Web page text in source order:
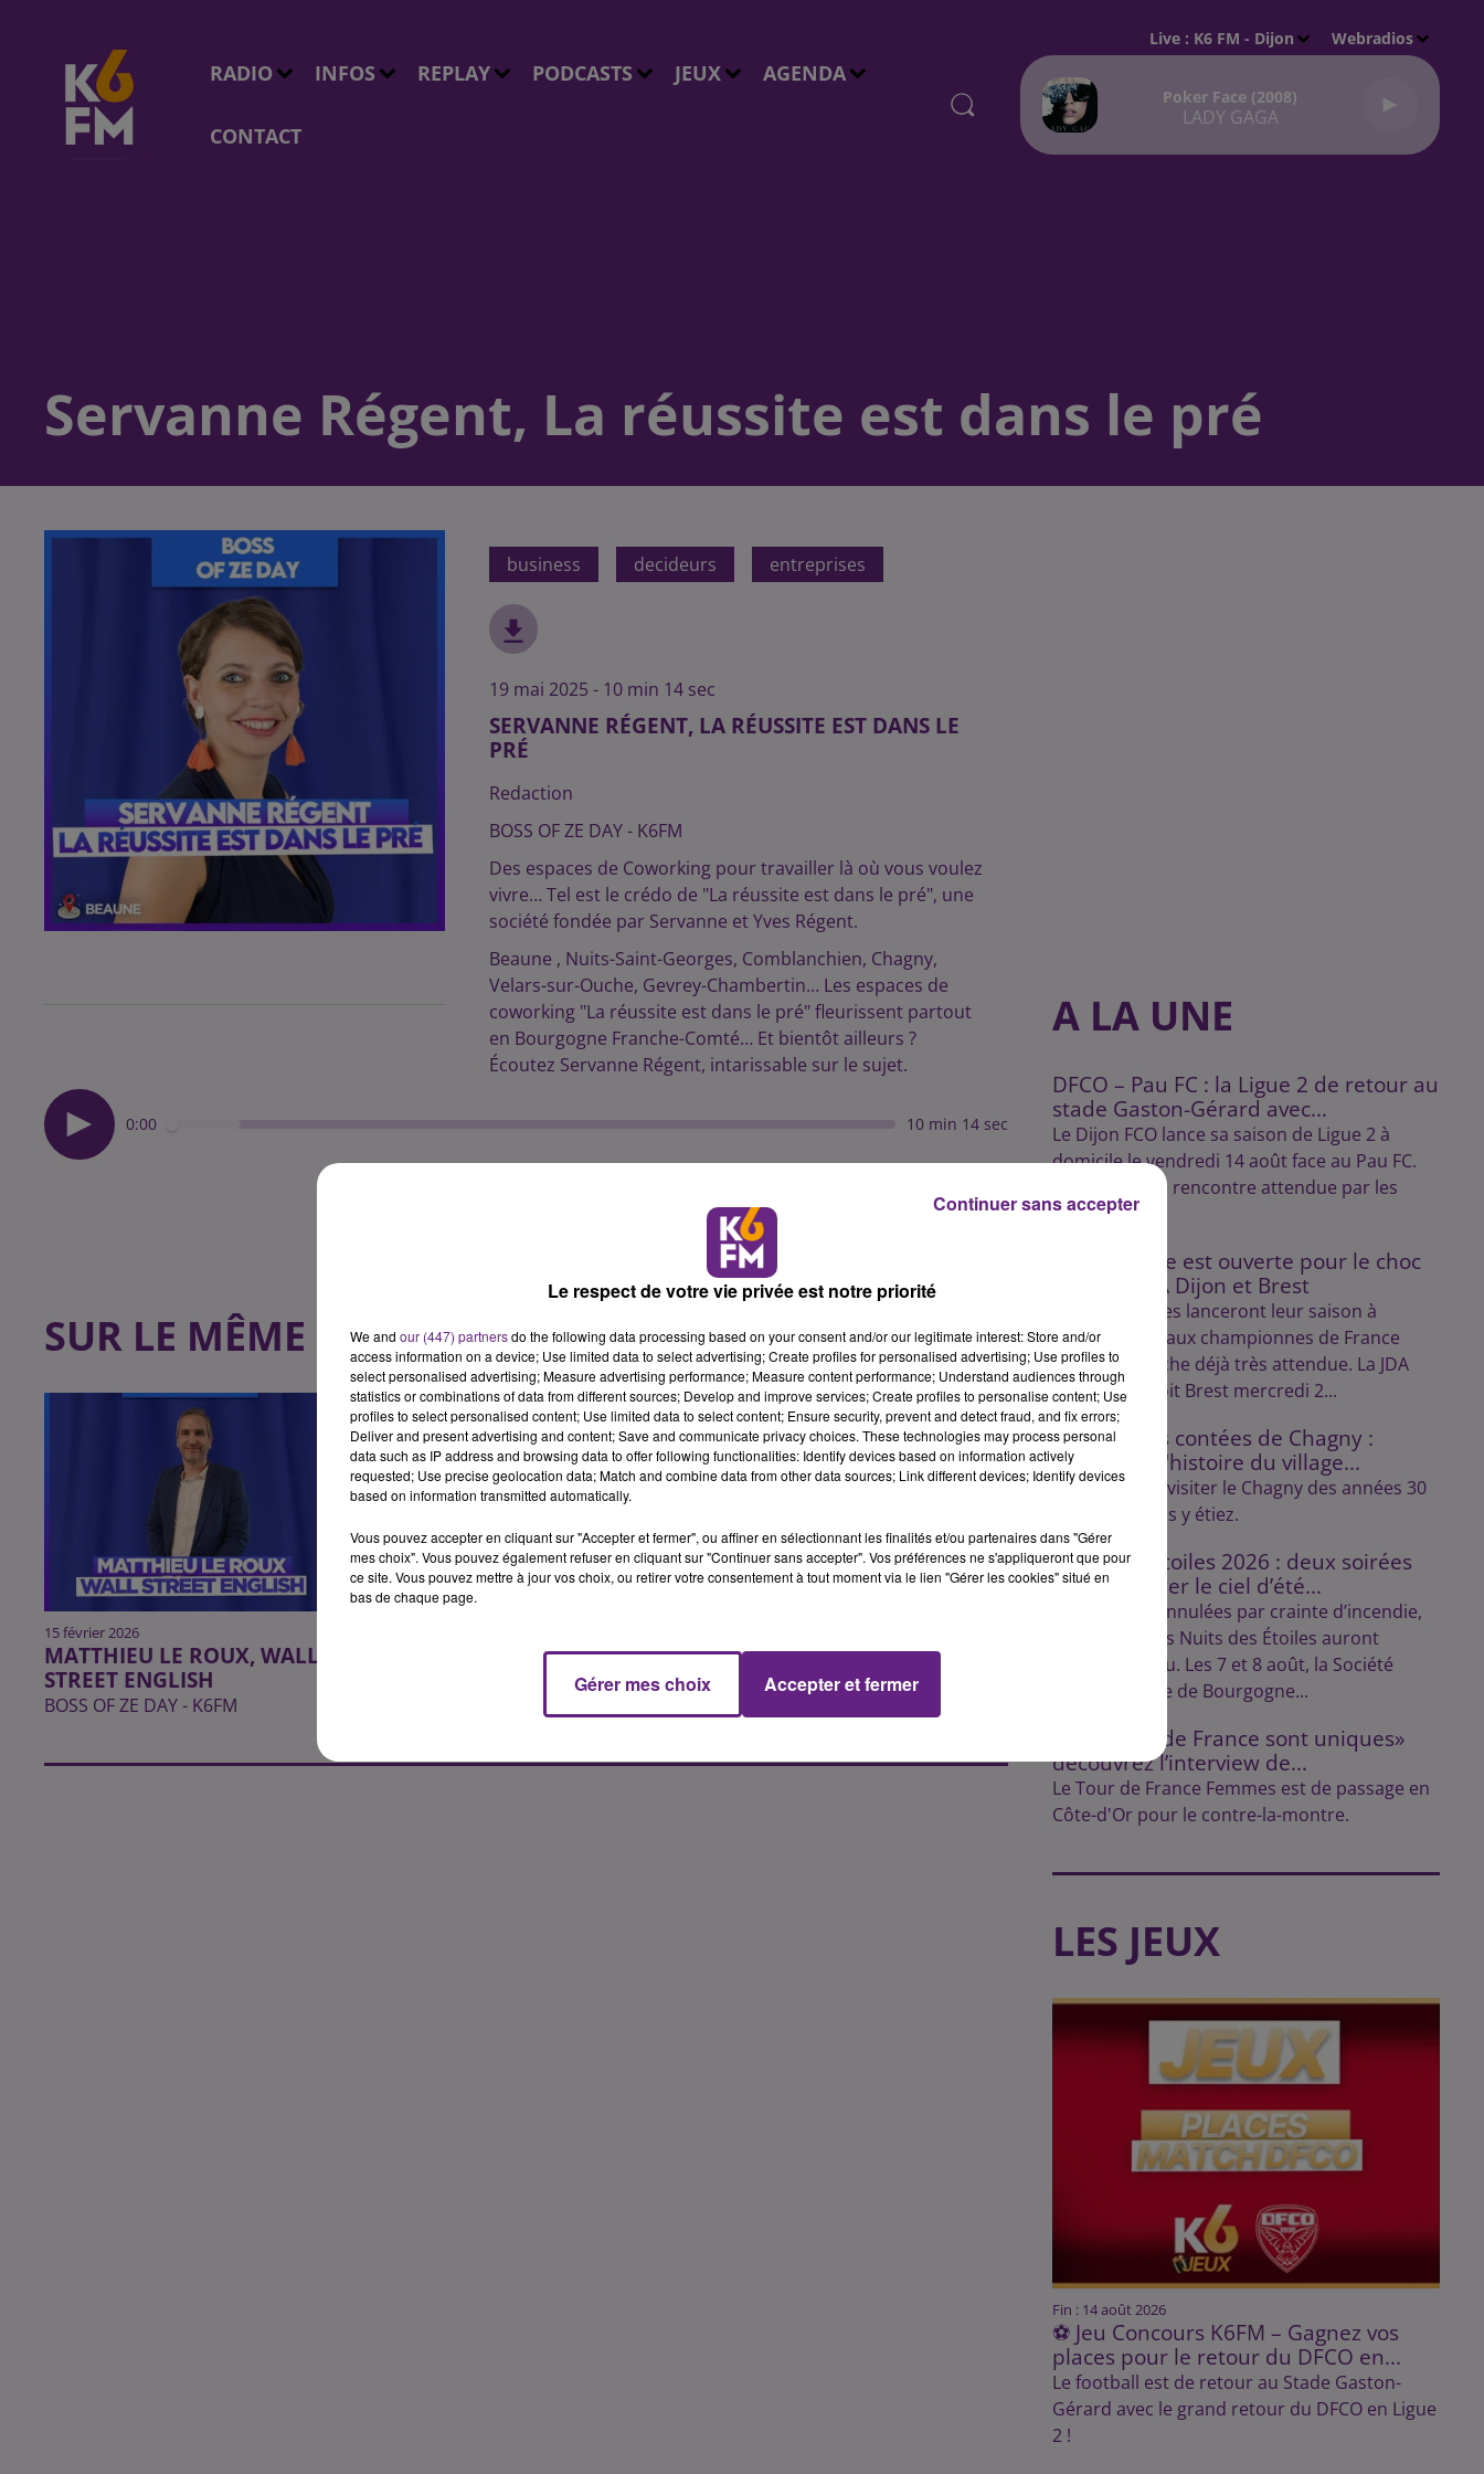
RADIO INFOS REPLAY PODCASTS JEUX AGENDA
CONTACT
Live : K6 FM - Dijon Webradios
Poker Face (2008)
LADY GAGA
Servanne Régent, La réussite est dans le pré
business decideurs entreprises
19 mai 2025 - 10 min 14 sec
SERVANNE RÉGENT, LA RÉUSSITE EST DANS LE
PRÉ
Redaction
BOSS OF ZE DAY - K6FM
Des espaces de Coworking pour travailler là où vous voulez
vivre… Tel est le crédo de "La réussite est dans le pré", une
société fondée par Servanne et Yves Régent.
Beaune , Nuits-Saint-Georges, Comblanchien, Chagny,
Velars-sur-Ouche, Gevrey-Chambertin… Les espaces de
coworking "La réussite est dans le pré" fleurissent partout
en Bourgogne Franche-Comté… Et bientôt ailleurs ?
Écoutez Servanne Régent, intarissable sur le sujet.
0:00 10 min 14 sec
SUR LE MÊME SUJET
15 février 2026
MATTHIEU LE ROUX, WALL
STREET ENGLISH
BOSS OF ZE DAY - K6FM
DANIEL COUSIN, SENIOR
LUC MUGNIER, PAYSAGES
A LA UNE
DFCO – Pau FC : la Ligue 2 de retour au
stade Gaston-Gérard avec...
Le Dijon FCO lance sa saison de Ligue 2 à
domicile le vendredi 14 août face au Pau FC.
Une première rencontre attendue par les
supporters.
La billetterie est ouverte pour le choc
entre la JDA Dijon et Brest
Les Dijonnaises lanceront leur saison à
domicile face aux championnes de France
dans une affiche déjà très attendue. La JDA
Handball reçoit Brest mercredi 2...
Les balades contées de Chagny :
découvrez l'histoire du village...
Lulu vous fait visiter le Chagny des années 30
comme si vous y étiez.
Nuits des Étoiles 2026 : deux soirées
pour explorer le ciel d’été...
Initialement annulées par crainte d’incendie,
les soirées des Nuits des Étoiles auront
finalement lieu. Les 7 et 8 août, la Société
Astronomique de Bourgogne...
«Les Tours de France sont uniques»
découvrez l’interview de...
Le Tour de France Femmes est de passage en
Côte-d'Or pour le contre-la-montre.
LES JEUX
Fin : 14 août 2026
⚽ Jeu Concours K6FM – Gagnez vos
places pour le retour du DFCO en...
Le football est de retour au Stade Gaston-
Gérard avec le grand retour du DFCO en Ligue
2 !
Le respect de votre vie privée est notre priorité
We and our (447) partnersdo the following data processing based on your consent and/or our legitimate interest: Store and/or
access information on a device; Use limited data to select advertising; Create profiles for personalised advertising; Use profiles to
select personalised advertising; Measure advertising performance; Measure content performance; Understand audiences through
statistics or combinations of data from different sources; Develop and improve services; Create profiles to personalise content; Use
profiles to select personalised content; Use limited data to select content; Ensure security, prevent and detect fraud, and fix errors;
Deliver and present advertising and content; Save and communicate privacy choices. These technologies may process personal
data such as IP address and browsing data to offer following functionalities: Identify devices based on information actively
requested; Use precise geolocation data; Match and combine data from other data sources; Link different devices; Identify devices
based on information transmitted automatically.
Vous pouvez accepter en cliquant sur "Accepter et fermer", ou affiner en sélectionnant les finalités et/ou partenaires dans "Gérer
mes choix". Vous pouvez également refuser en cliquant sur "Continuer sans accepter". Vos préférences ne s'appliqueront que pour
ce site. Vous pouvez mettre à jour vos choix, ou retirer votre consentement à tout moment via le lien "Gérer les cookies" situé en
bas de chaque page.
Gérer mes choix Accepter et fermer
Continuer sans accepter